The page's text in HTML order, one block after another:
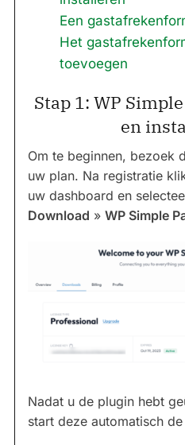
Een
Het
toevoegen
Stap 1: WP
en
Om te beginnen, bezoek
uw plan. Na registratie
uw dashboard en
Download » WP Simple
Nadat u de plugin hebt
start deze automatisch